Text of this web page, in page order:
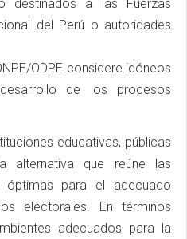
destinados a las Fuerzas
del Perú o autoridades
ODPE considere idóneos
de los procesos
educativas, públicas
alternativa que reúne las
óptimas para el adecuado
electorales. En términos
adecuados para la